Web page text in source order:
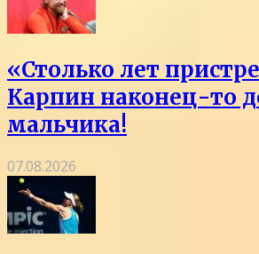
«Столько лет
Карпин наконец-то
мальчика!
07.08.2026